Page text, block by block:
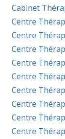
Cabinet
Centre
Centre
Centre
Centre
Centre
Centre
Centre
Centre
Centre